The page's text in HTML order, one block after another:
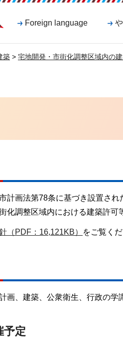
Foreign language
築 > 宅地開発・市街化調整区域内の
計画法第78条に基づき設置さ
化調整区域内における建築許
（PDF：16,121KB） をご覧くだ
画、建築、公衆衛生、行政の
予定